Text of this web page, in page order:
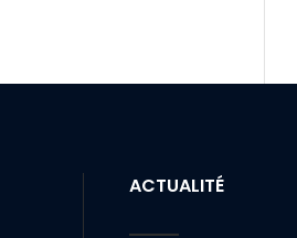
ACTUALITÉ